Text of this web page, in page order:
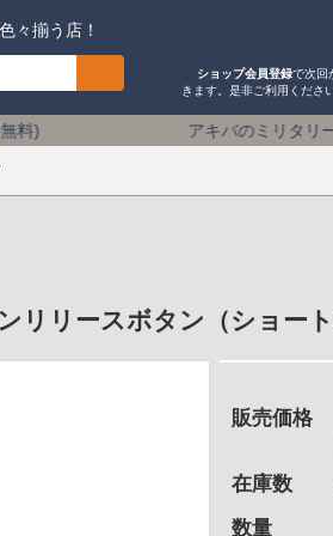
々揃う店！
ショップ会員登録で次回
きます。是非ご利用くださ
のミリタリーショップ 15時まで
リリースボタン（ショート
販売価格
在庫数
数量